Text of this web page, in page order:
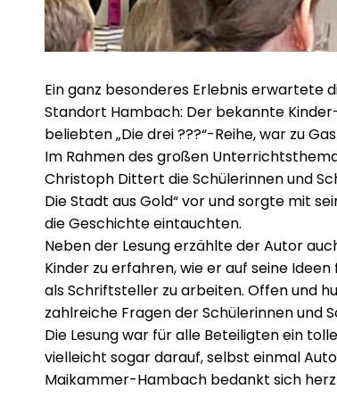
Ein ganz besonderes Erlebnis erwartete
Standort Hambach: Der bekannte
beliebten „Die drei ???“-Reihe, war zu
Im Rahmen des großen
Christoph Dittert die Schülerinnen und
Die Stadt aus Gold“ vor und sorgte mit
die Geschichte eintauchten.
Neben der Lesung erzählte der Autor
Kinder zu erfahren, wie er auf seine
als Schriftsteller zu arbeiten. Offen und
zahlreiche Fragen der Schülerinnen und
Die Lesung war für alle Beteiligten ein
vielleicht sogar darauf, selbst einmal
Maikammer-Hambach bedankt sich